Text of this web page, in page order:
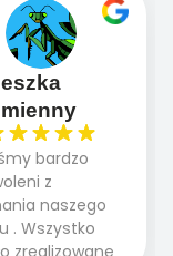
bardzo
z
naszego
. Wszystko
zrealizowane